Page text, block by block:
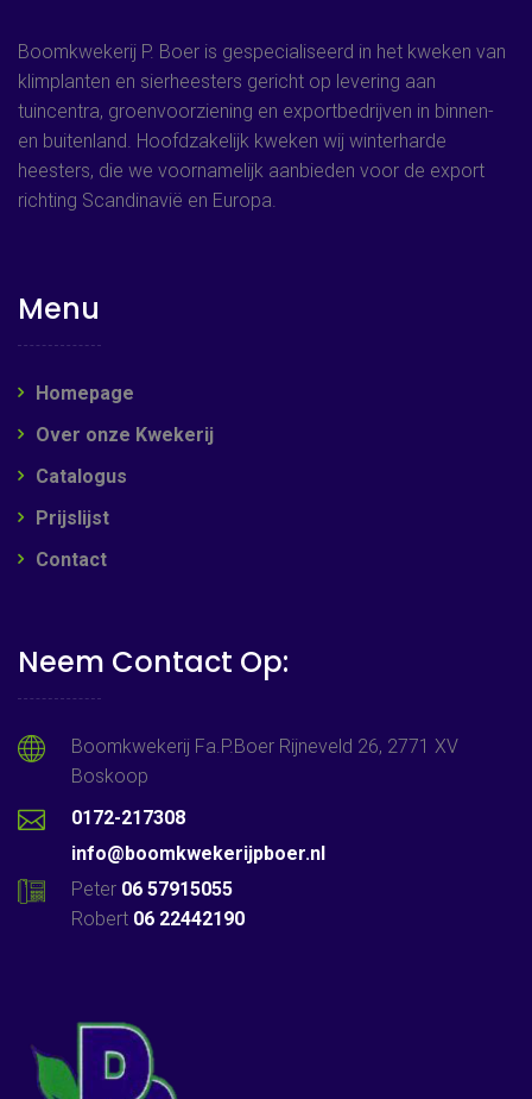
Boomkwekerij P. Boer is gespecialiseerd in het kweken van
klimplanten en sierheesters gericht op levering aan
tuincentra, groenvoorziening en exportbedrijven in binnen-
en buitenland. Hoofdzakelijk kweken wij winterharde
heesters, die we voornamelijk aanbieden voor de export
richting Scandinavië en Europa.
Menu
Homepage
Over onze Kwekerij
Catalogus
Prijslijst
Contact
Neem Contact Op:
Boomkwekerij Fa.P.Boer Rijneveld 26, 2771 XV
Boskoop
0172-217308
info@boomkwekerijpboer.nl
Peter 06 57915055
Robert 06 22442190